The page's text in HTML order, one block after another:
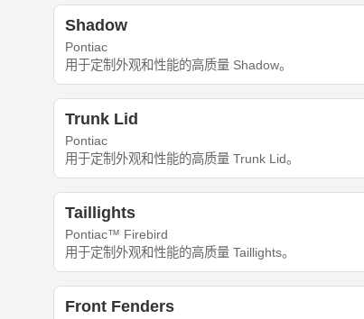
Shadow
Pontiac
用于定制外观和性能的高质量 Shadow。
Trunk Lid
Pontiac
用于定制外观和性能的高质量 Trunk Lid。
Taillights
Pontiac™ Firebird
用于定制外观和性能的高质量 Taillights。
Front Fenders